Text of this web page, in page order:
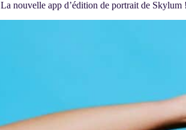
La nouvelle app d’édition de portrait de Skylum